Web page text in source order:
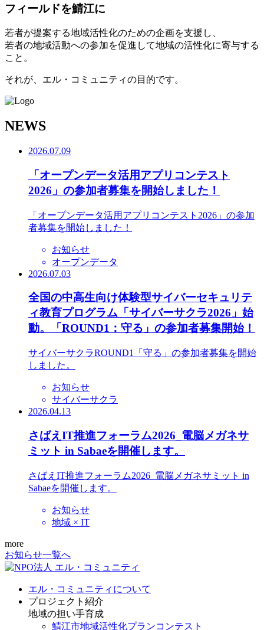
フィールドを鯖江に
若者が提案する地域活性化のための企画を支援し、
若者の地域活動への参加を促進して地域の活性化に寄与する
こと。
それが、エル・コミュニティの目的です。
NEWS
2026.07.09
「オープンデータ活用アプリコンテスト
2026」の参加者募集を開始しました！
「オープンデータ活用アプリコンテスト2026」の参加
者募集を開始しました！
お知らせ
オープンデータ
2026.07.03
全国の中高生向け体験型サイバーセキュリテ
ィ教育プログラム「サイバーサクラ2026」始
動。「ROUND1：守る」の参加者募集開始！
サイバーサクラROUND1「守る」の参加者募集を開始
しました。
お知らせ
サイバーサクラ
2026.04.13
さばえIT推進フォーラム2026_電脳メガネサ
ミット in Sabaeを開催します。
さばえIT推進フォーラム2026_電脳メガネサミット in
Sabaeを開催します。
お知らせ
地域 × IT
more
お知らせ一覧へ
エル・コミュニティについて
プロジェクト紹介
地域の担い手育成
鯖江市地域活性化プランコンテスト